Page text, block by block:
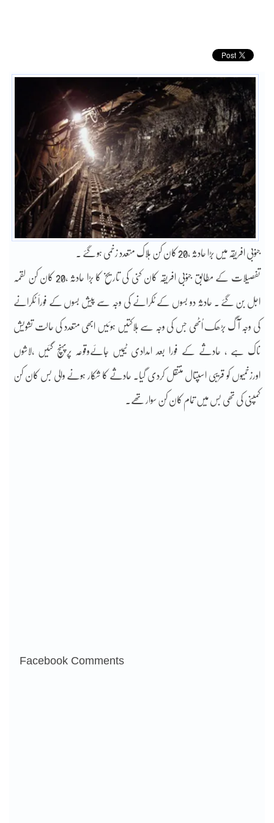
جنوبی افریقہ میں بڑا حادثہ ،20 کان کن ہلاک متعدد زخمی ہو گئے ۔
تفصیلات کے مطابق جنوبی افریقہ کان کنی کی تاریخ کا بڑا حادثہ ،20 کان کن لقمہ
اجل بن گئے ۔ حادثہ دو بسوں کے ٹکرانے کی وجہ سے پیش بسوں کے فوراََ ٹکرانے
کی وجہ آگ بڑھک اُٹھی جس کی وجہ سے ہلاکتیں ہوئیں ابھی متعدد کی حالت تشویش
ناک ہے ، حادثے کے فورا بعد امدادی ٹیمیں جائےوقوعہ پرپہنچ گئیں ،لاشوں
اورزخمیوں کو قریبی اسپتال منتقل کردی گیا۔ حادثے کا شکار ہونے والی بس کان کن
کمپنی کی تھی بس میں تمام کان کن سوار تھے۔
Facebook Comments